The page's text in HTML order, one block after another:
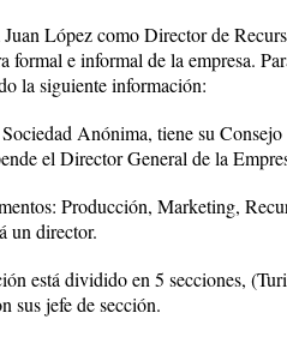
López como Director de
formal e informal de la empresa.
la siguiente información:
Anónima, tiene su
el Director General de la
Producción, Marketing,
un director.
está dividido en 5 secciones,
sus jefe de sección.